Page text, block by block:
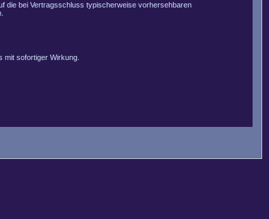
die bei Vertragsschluss typischerweise vorhersehbaren
sofortiger Wirkung.